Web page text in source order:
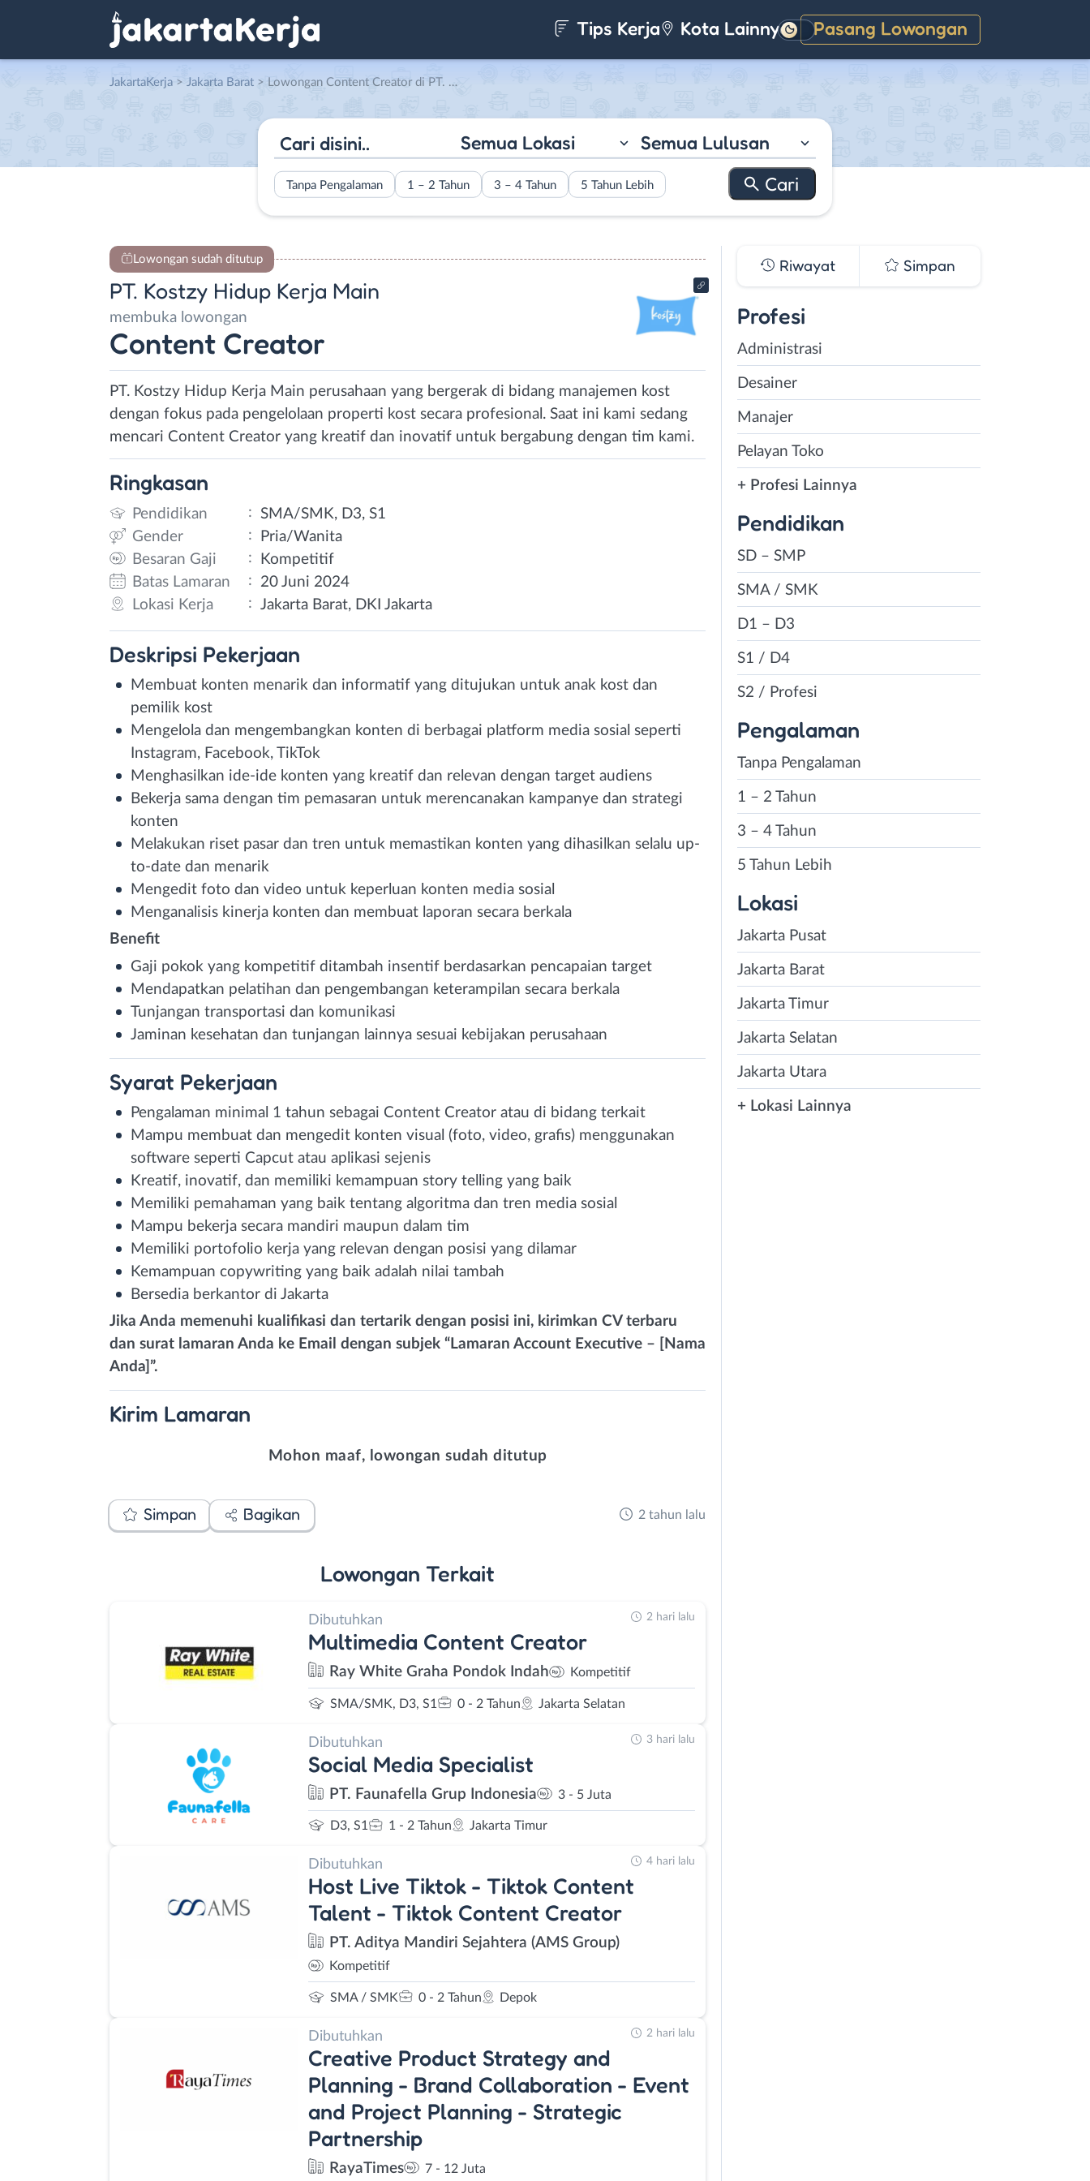
Tips Kerja Kota Lainnya Pasang Lowongan
Gelap
JakartaKerja > Jakarta Barat > Lowongan Content Creator di PT. Kostzy Hidup Kerja Main
Semua Lokasi Semua Lulusan
Tanpa Pengalaman 1 – 2 Tahun 3 – 4 Tahun 5 Tahun Lebih
Lowongan sudah ditutup
PT. Kostzy Hidup Kerja Main
membuka lowongan
Content Creator
PT. Kostzy Hidup Kerja Main perusahaan yang bergerak di bidang manajemen kost
dengan fokus pada pengelolaan properti kost secara profesional. Saat ini kami sedang
mencari Content Creator yang kreatif dan inovatif untuk bergabung dengan tim kami.
Ringkasan
Pendidikan : SMA/SMK, D3, S1
Gender
:
Pria/Wanita
Besaran Gaji
:
Kompetitif
Batas Lamaran
:
20 Juni 2024
Lokasi Kerja
: Jakarta Barat, DKI Jakarta
Deskripsi Pekerjaan
Membuat konten menarik dan informatif yang ditujukan untuk anak kost dan
pemilik kost
Mengelola dan mengembangkan konten di berbagai platform media sosial seperti
Instagram, Facebook, TikTok
Menghasilkan ide-ide konten yang kreatif dan relevan dengan target audiens
Bekerja sama dengan tim pemasaran untuk merencanakan kampanye dan strategi
konten
Melakukan riset pasar dan tren untuk memastikan konten yang dihasilkan selalu up-
to-date dan menarik
Mengedit foto dan video untuk keperluan konten media sosial
Menganalisis kinerja konten dan membuat laporan secara berkala
Benefit
Gaji pokok yang kompetitif ditambah insentif berdasarkan pencapaian target
Mendapatkan pelatihan dan pengembangan keterampilan secara berkala
Tunjangan transportasi dan komunikasi
Jaminan kesehatan dan tunjangan lainnya sesuai kebijakan perusahaan
Syarat Pekerjaan
Pengalaman minimal 1 tahun sebagai Content Creator atau di bidang terkait
Mampu membuat dan mengedit konten visual (foto, video, grafis) menggunakan
software seperti Capcut atau aplikasi sejenis
Kreatif, inovatif, dan memiliki kemampuan story telling yang baik
Memiliki pemahaman yang baik tentang algoritma dan tren media sosial
Mampu bekerja secara mandiri maupun dalam tim
Memiliki portofolio kerja yang relevan dengan posisi yang dilamar
Kemampuan copywriting yang baik adalah nilai tambah
Bersedia berkantor di Jakarta
Jika Anda memenuhi kualifikasi dan tertarik dengan posisi ini, kirimkan CV terbaru
dan surat lamaran Anda ke Email dengan subjek “Lamaran Account Executive – [Nama
Anda]”.
Kirim Lamaran
Mohon maaf, lowongan sudah ditutup
Simpan Bagikan 2 tahun lalu
Lowongan Terkait
Dibutuhkan
Multimedia Content Creator
Ray White Graha Pondok Indah Kompetitif
SMA/SMK, D3, S1 0 - 2 Tahun Jakarta Selatan
2 hari lalu
Dibutuhkan
Social Media Specialist
PT. Faunafella Grup Indonesia 3 - 5 Juta
D3, S1 1 - 2 Tahun Jakarta Timur
3 hari lalu
Dibutuhkan
Host Live Tiktok - Tiktok Content
Talent - Tiktok Content Creator
PT. Aditya Mandiri Sejahtera (AMS Group)
Kompetitif
SMA / SMK 0 - 2 Tahun Depok
4 hari lalu
Dibutuhkan
Creative Product Strategy and
Planning - Brand Collaboration - Event
and Project Planning - Strategic
Partnership
RayaTimes 7 - 12 Juta
2 hari lalu
Riwayat Simpan
Profesi
Administrasi
Desainer
Manajer
Pelayan Toko
+ Profesi Lainnya
Pendidikan
SD – SMP
SMA / SMK
D1 – D3
S1 / D4
S2 / Profesi
Pengalaman
Tanpa Pengalaman
1 – 2 Tahun
3 – 4 Tahun
5 Tahun Lebih
Lokasi
Jakarta Pusat
Jakarta Barat
Jakarta Timur
Jakarta Selatan
Jakarta Utara
+ Lokasi Lainnya